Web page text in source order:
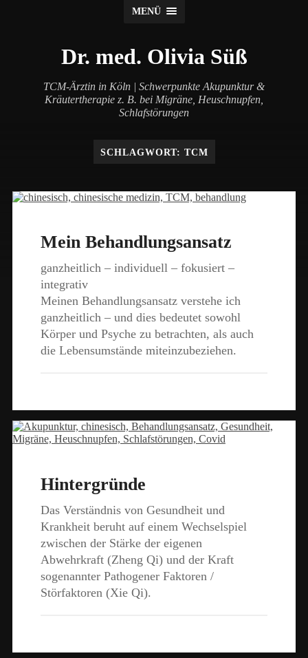
MENÜ
Dr. med. Olivia Süß
TCM-Ärztin in Köln | Schwerpunkte Akupunktur &
Kräutertherapie z. B. bei Migräne, Heuschnupfen,
Schlafstörungen
SCHLAGWORT: TCM
Mein Behandlungsansatz
ganzheitlich – individuell – fokusiert –
integrativ
Meinen Behandlungsansatz verstehe ich
ganzheitlich – und dies bedeutet sowohl
Körper und Psyche zu betrachten, als auch
die Lebensumstände miteinzubeziehen.
Hintergründe
Das Verständnis von Gesundheit und
Krankheit beruht auf einem Wechselspiel
zwischen der Stärke der eigenen
Abwehrkraft (Zheng Qi) und der Kraft
sogenannter Pathogener Faktoren /
Störfaktoren (Xie Qi).